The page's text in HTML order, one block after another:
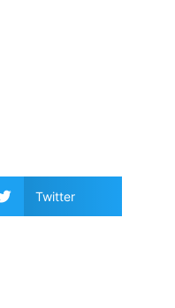
Twitter